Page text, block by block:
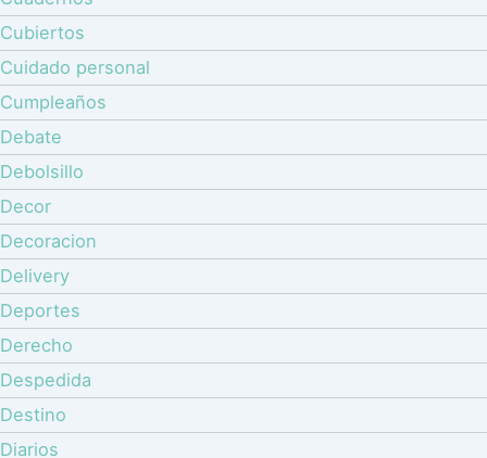
Cubiertos
Cuidado personal
Cumpleaños
Debate
Debolsillo
Decor
Decoracion
Delivery
Deportes
Derecho
Despedida
Destino
Diarios